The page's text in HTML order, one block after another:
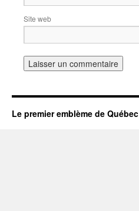
Site web
Le premier emblème de Québec